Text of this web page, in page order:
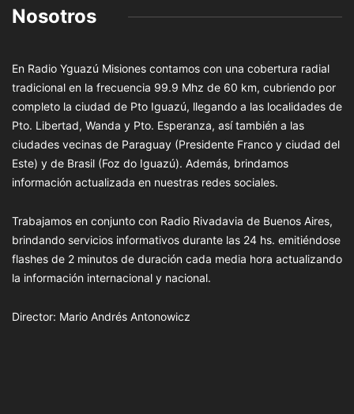
Nosotros
En Radio Yguazú Misiones contamos con una cobertura radial
tradicional en la frecuencia 99.9 Mhz de 60 km, cubriendo por
completo la ciudad de Pto Iguazú, llegando a las localidades de
Pto. Libertad, Wanda y Pto. Esperanza, así también a las
ciudades vecinas de Paraguay (Presidente Franco y ciudad del
Este) y de Brasil (Foz do Iguazú). Además, brindamos
información actualizada en nuestras redes sociales.
Trabajamos en conjunto con Radio Rivadavia de Buenos Aires,
brindando servicios informativos durante las 24 hs. emitiéndose
flashes de 2 minutos de duración cada media hora actualizando
la información internacional y nacional.
Director: Mario Andrés Antonowicz